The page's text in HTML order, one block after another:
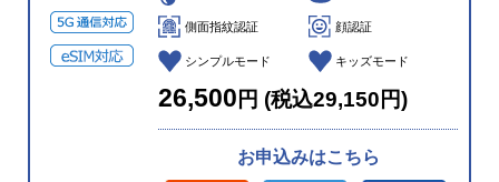
側面指紋認証 顔認証
シンプルモード キッズモード
26,500 円 (税込29,150円)
お申込みはこちら